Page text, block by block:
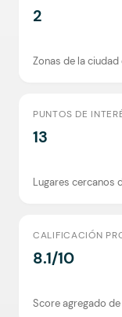
2
Zonas de la
PUNTOS DE
13
Lugares cercanos
CALIFICACIÓN
8.1/10
Score agregado